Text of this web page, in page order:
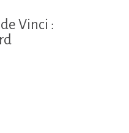
Vinci :